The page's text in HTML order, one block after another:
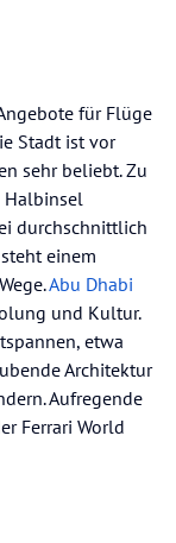
für Flüge
Stadt ist vor
sehr beliebt. Zu
Halbinsel
durchschnittlich
einem
Abu Dhabi
und Kultur.
etwa
Architektur
Aufregende
Ferrari World